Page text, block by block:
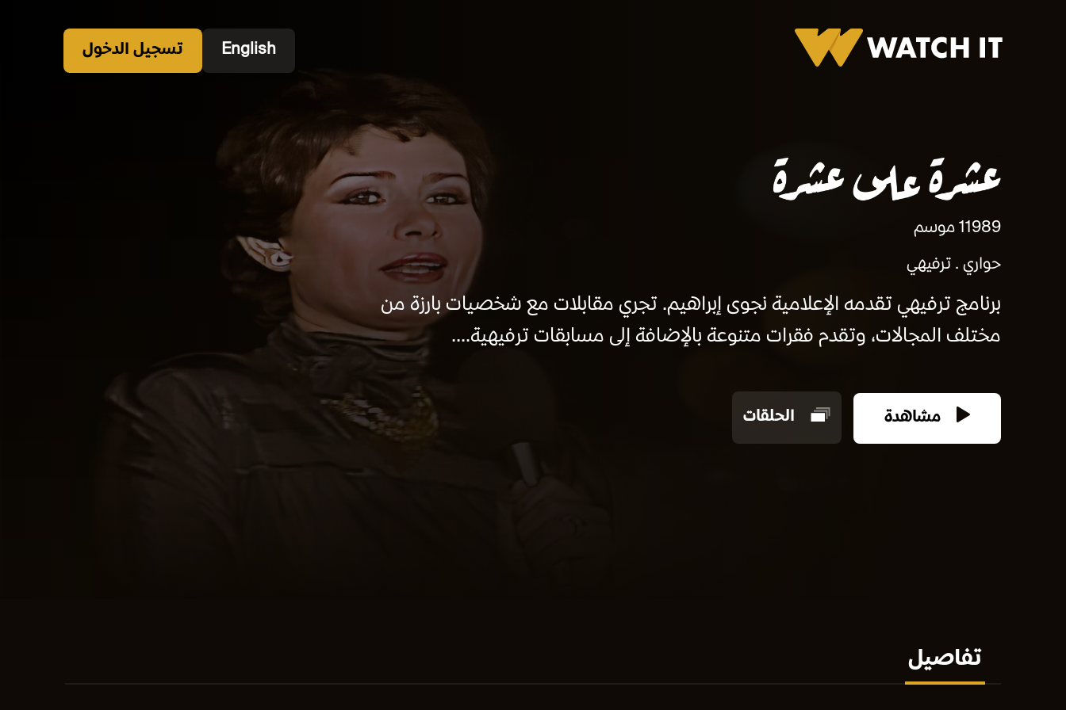
English تسجيل الدخول
19891 موسم
حواري ترفيهي
برنامج ترفيهي تقدمه الإعلامية نجوى إبراهيم. تجري مقابلات مع شخصيات بارزة من
مختلف المجالات، وتقدم فقرات متنوعة بالإضافة إلى مسابقات ترفيهية....
مشاهدة الحلقات
تفاصيل